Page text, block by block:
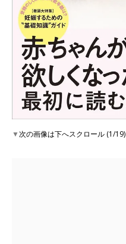
▼次の画像は下へスクロール (1/19)